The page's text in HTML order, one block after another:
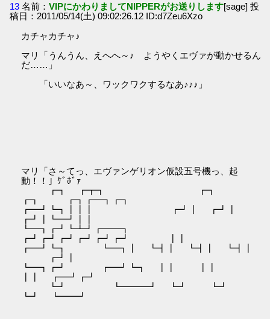
13 名前：VIPにかわりましてNIPPERがお送りします[sage] 投
稿日：2011/05/14(土) 09:02:26.12 ID:d7Zeu6Xzo
カチャカチャ♪
マリ「うんうん、えへへ～♪ ようやくエヴァが動かせるん
だ……」
「いいなあ～、ワックワクするなあ♪♪♪」
マリ「さ～てっ、エヴァンゲリオン仮設五号機っ、起
動！！」ｹﾞﾎﾞｧ
┏┓ ┏┳┓ ┏┓
┏┓ ┏┓┏━┓┏┓
┏━┛┗┓┃┃┃ ┏┛┃ ┏┛┃
┏┛┃┗━┛┃┃
┗━┓┏┛┗┻┛┏━━┓
┏┛┏┛┏┛┏┛┏┛┏┛ ┃┃
┏━┛┗┓ ┗━┓┃ ┗┫┃ ┗┫┃ ┗┫┃
┏┛┃
┗━┓┏┛ ┏━┛┗┓ ┃┃ ┃┃
┃┃ ┏━┛┏┛
┗┛ ┗━━━┛ ┗┛ ┗┛
┗┛ ┗━━┛